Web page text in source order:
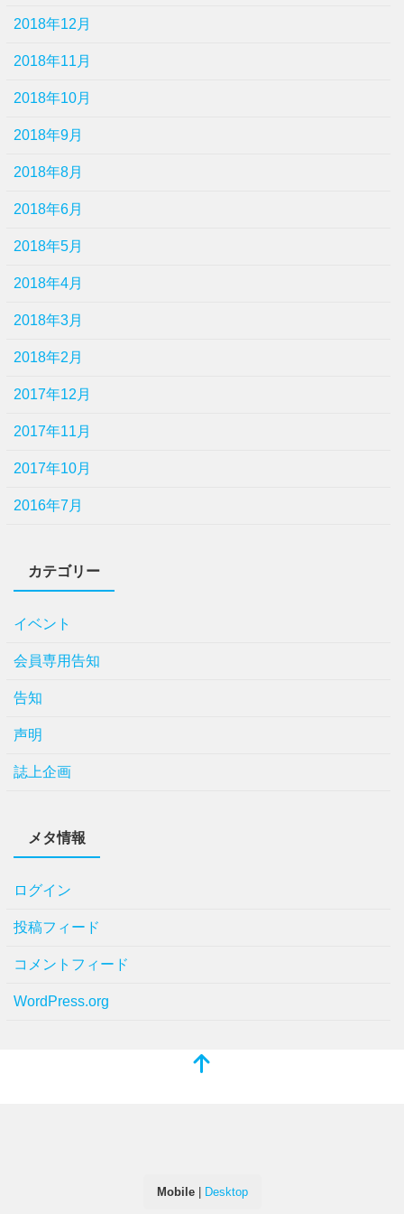
2018年12月
2018年11月
2018年10月
2018年9月
2018年8月
2018年6月
2018年5月
2018年4月
2018年3月
2018年2月
2017年12月
2017年11月
2017年10月
2016年7月
カテゴリー
イベント
会員専用告知
告知
声明
誌上企画
メタ情報
ログイン
投稿フィード
コメントフィード
WordPress.org
Mobile| Desktop